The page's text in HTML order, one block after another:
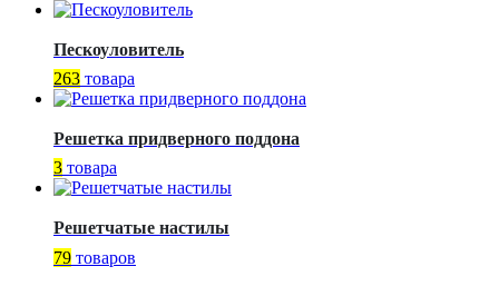
Пескоуловитель
263 товара
Решетка придверного поддона
3 товара
Решетчатые настилы
79 товаров